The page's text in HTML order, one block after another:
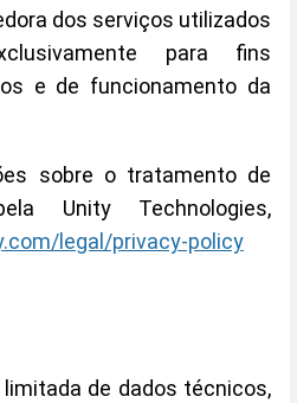
dos serviços utilizados
para fins
e de funcionamento da
sobre o tratamento de
Unity Technologies,
legal/privacy-policy
de dados técnicos,